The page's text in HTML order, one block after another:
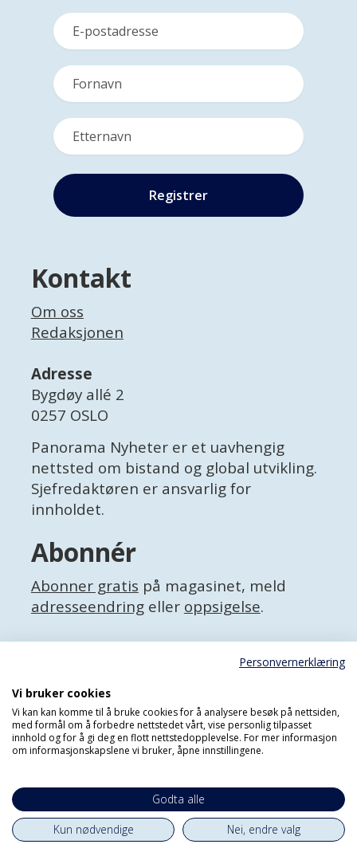
Kontakt
Om oss
Redaksjonen
Adresse
Bygdøy allé 2
0257 OSLO
Panorama Nyheter er et uavhengig
nettsted om bistand og global utvikling.
Sjefredaktøren er ansvarlig for
innholdet.
Abonnér
Abonner gratis på magasinet, meld
adresseendringeller oppsigelse.
Facebook
Personvernerklæring
Powered by Labrador CMS
Personvernerklæring
Vi bruker cookies
Vi kan kan komme til å bruke cookies for å analysere besøk på nettsiden,
med formål om å forbedre nettstedet vårt, vise personlig tilpasset
innhold og for å gi deg en flott nettstedopplevelse. For mer informasjon
om informasjonskapslene vi bruker, åpne innstillingene.
Godta alle
Kun nødvendige
Nei, endre valg